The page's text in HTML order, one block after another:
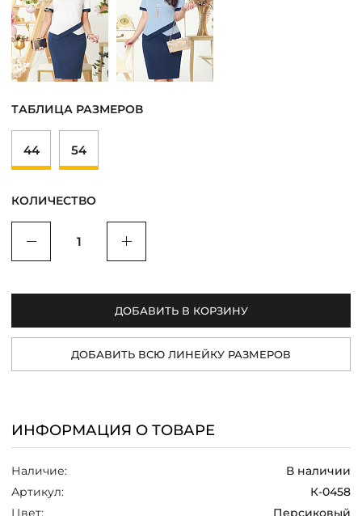
+7 (800) 511-35-10
MANAGER@DSTREND.RU
ТАБЛИЦА РАЗМЕРОВ
44 54
КОЛИЧЕСТВО
Уменьшить Увеличить
ДОБАВИТЬ В КОРЗИНУ
ДОБАВИТЬ ВСЮ ЛИНЕЙКУ РАЗМЕРОВ
ИНФОРМАЦИЯ О ТОВАРЕ
Наличие:
В наличии
Артикул:
К-0458
Цвет:
Персиковый